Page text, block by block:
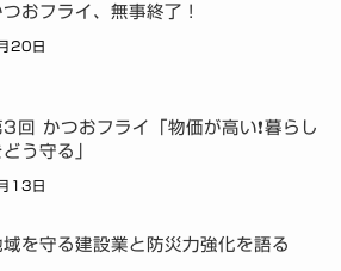
つおフライ、無事終了！
20日
3回 かつおフライ「物価が高い❗暮らし
どう守る」
13日
域を守る建設業と防災力強化を語る